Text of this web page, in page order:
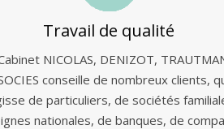
Travail de qualité
NICOLAS, DENIZOT,
conseille de nombreux clients,
de particuliers, de sociétés
nationales, de banques, de